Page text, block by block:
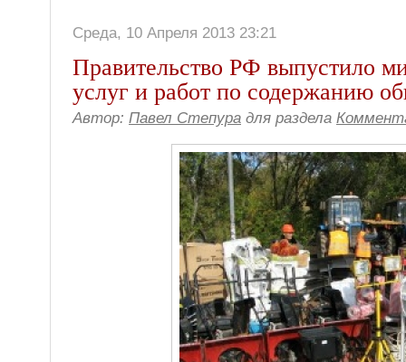
Среда, 10 Апреля 2013 23:21
Правительство РФ выпустило
услуг и работ по содержанию
Автор: Павел Степура для раздела